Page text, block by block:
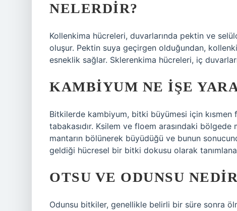
NELERDIR?
Kollenkima hücreleri, duvarlarında pektin ve
oluşur. Pektin suya geçirgen olduğundan,
esneklik sağlar. Sklerenkima hücreleri, iç
KAMBIYUM NE IŞE
Bitkilerde kambiyum, bitki büyümesi için kısmen
tabakasıdır. Ksilem ve floem arasındaki
mantarın bölünerek büyüdüğü ve bunun
geldiği hücresel bir bitki dokusu olarak
OTSU VE ODUNSU
Odunsu bitkiler, genellikle belirli bir süre sonra